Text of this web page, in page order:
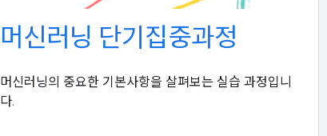
머신러닝 단기집중과정
머신러닝의 중요한 기본사항을 살펴보는 실습 과정입니
다.